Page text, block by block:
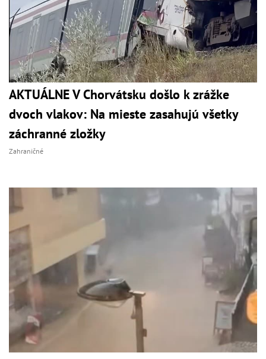
AKTUÁLNE V Chorvátsku došlo k zrážke
dvoch vlakov: Na mieste zasahujú všetky
záchranné zložky
Zahraničné